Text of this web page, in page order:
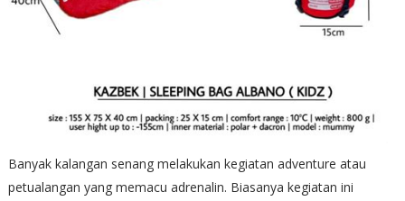
Banyak kalangan senang melakukan kegiatan adventure atau
petualangan yang memacu adrenalin. Biasanya kegiatan ini